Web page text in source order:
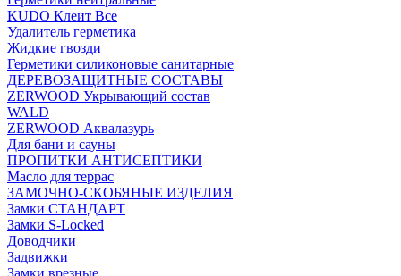
KUDO Клеит Все
Удалитель герметика
Жидкие гвозди
Герметики силиконовые санитарные
ДЕРЕВОЗАЩИТНЫЕ СОСТАВЫ
ZERWOOD Укрывающий состав
WALD
ZERWOOD Аквалазурь
Для бани и сауны
ПРОПИТКИ АНТИСЕПТИКИ
Масло для террас
ЗАМОЧНО-СКОБЯНЫЕ ИЗДЕЛИЯ
Замки СТАНДАРТ
Замки S-Locked
Доводчики
Задвижки
Замки врезные